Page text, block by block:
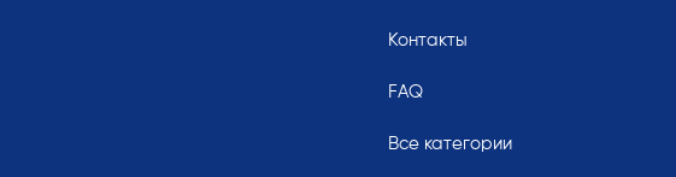
Контакты
FAQ
Все категории